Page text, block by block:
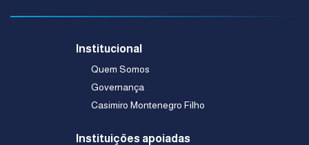
Institucional
Quem Somos
Governança
Casimiro Montenegro Filho
Instituições apoiadas